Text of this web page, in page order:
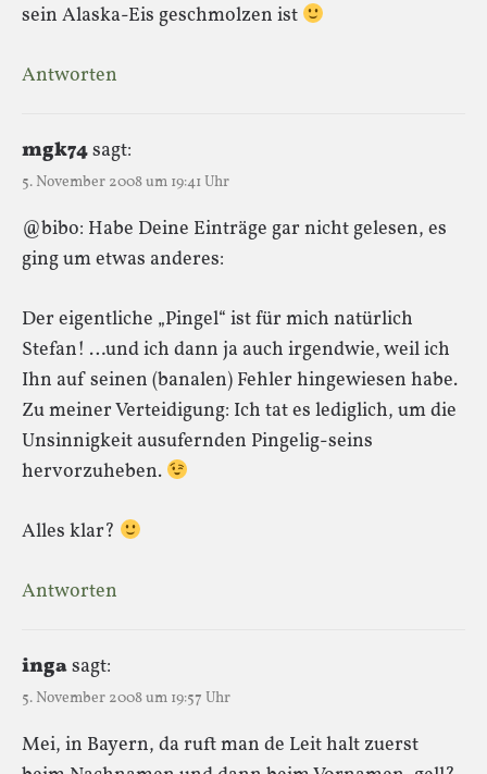
sein Alaska-Eis geschmolzen ist
Antworten
mgk74sagt:
5. November 2008 um 19:41 Uhr
@bibo: Habe Deine Einträge gar nicht gelesen, es
ging um etwas anderes:
Der eigentliche „Pingel“ ist für mich natürlich
Stefan! …und ich dann ja auch irgendwie, weil ich
Ihn auf seinen (banalen) Fehler hingewiesen habe.
Zu meiner Verteidigung: Ich tat es lediglich, um die
Unsinnigkeit ausufernden Pingelig-seins
hervorzuheben.
Alles klar?
Antworten
ingasagt:
5. November 2008 um 19:57 Uhr
Mei, in Bayern, da ruft man de Leit halt zuerst